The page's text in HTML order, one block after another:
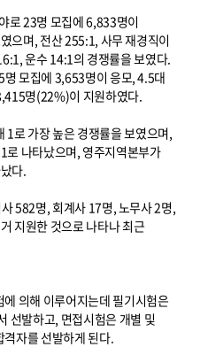
로 23명 모집에 6,833명이
으며, 전산 255:1, 사무 재경직이
운수 14:1의 경쟁률을 보였다.
모집에 3,653명이 응모, 4.5대
명(22%)이 지원하였다.
로 가장 높은 경쟁률을 보였으며,
로 나타났으며, 영주지역본부가
다.
582명, 회계사 17명, 노무사 2명,
지원한 것으로 나타나 최근
의해 이루어지는데 필기시험은
선발하고, 면접시험은 개별 및
자를 선발하게 된다.